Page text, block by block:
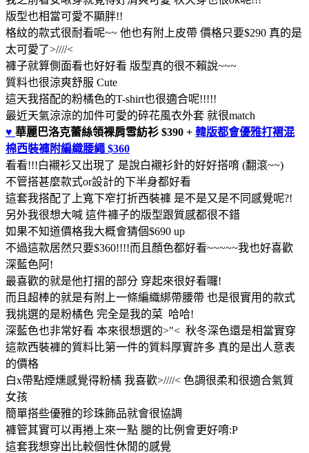
版型也相當可愛不顯胖!!
格紋的款式很耐看呢~~ 他也有附上皮帶 價格只要$290 真的是
太可愛了>////<
褲子就算側面看也好好看 版型真的很不賴說~~~
質料也很涼爽舒服 Cute
這天我搭配的粉橘色的T-shirt也很適合呢!!!!!
最近天氣涼涼的加件可愛的碎花風衣外套 就很match
♥ 華麗巴洛克蕾絲領裸肩雪紡衫 $390 + 韓版都會優雅打褶混
棉西裝褲附編織腰繩 $360
看看!!!白襯衫又出現了 是說白襯衫針的好好搭唷 (翻滾~~)
不管搭甚麼款式or設計的下半身都好看
這套我搭配了上寬下窄打折西裝褲 是不是又是不同感覺呢?!
另外我很想大喊 這件褲子的版型跟質感都很不錯
如果不知道價格我大概會猜個$690 up
不過這款居然只要$360!!!!而且顏色都好看~~~~~我也好喜歡
深藍色阿!
最喜歡的就是他打摺的部分 穿起來很好看囉!
而且超棒的就是有附上一條編織綁帶腰帶 也是很實用的款式
我挑選的是粉橘色 完全是我的菜 哈哈!
深藍色也非常好看 本來很想選的>"< 秋冬深色還是相當實穿
這款西裝褲的質料比第一件的質料厚實許多 真的是出人意表
的價格
白x帶點煙燻感覺得粉橘 我喜歡>////< 色調很柔和很適合氣質
女孩
簡單搭些優雅的珍珠飾品就會很協調
褲管其實可以再捲上來一點 腿的比例會更好唷:P
這套我想穿出比較個性休閒的感覺